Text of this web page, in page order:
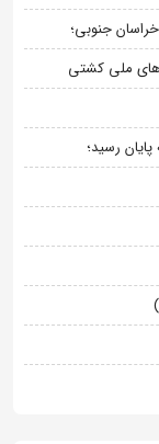
جنوبی؛
ملی کشتی
رسید؛